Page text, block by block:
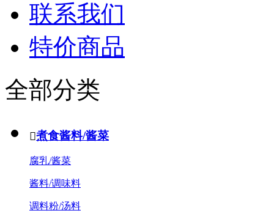
联系我们
特价商品
全部分类
煮食酱料/酱菜
腐乳/酱菜
酱料/调味料
调料粉/汤料